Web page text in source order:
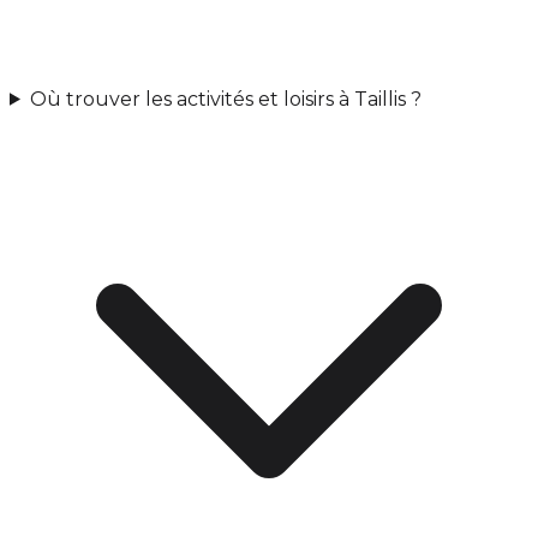
Où trouver les activités et loisirs à Taillis ?